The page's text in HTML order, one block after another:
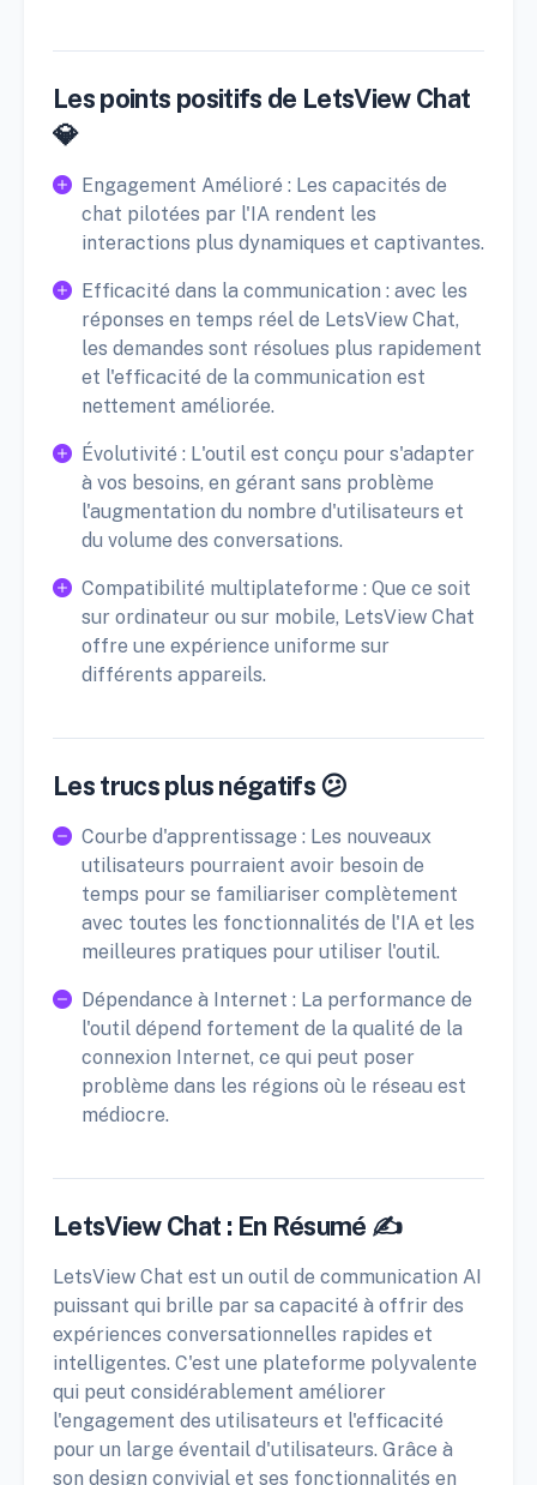
Les points positifs de LetsView Chat
💎
Engagement Amélioré : Les capacités de
chat pilotées par l'IA rendent les
interactions plus dynamiques et captivantes.
Efficacité dans la communication : avec les
réponses en temps réel de LetsView Chat,
les demandes sont résolues plus rapidement
et l'efficacité de la communication est
nettement améliorée.
Évolutivité : L'outil est conçu pour s'adapter
à vos besoins, en gérant sans problème
l'augmentation du nombre d'utilisateurs et
du volume des conversations.
Compatibilité multiplateforme : Que ce soit
sur ordinateur ou sur mobile, LetsView Chat
offre une expérience uniforme sur
différents appareils.
Les trucs plus négatifs 😕
Courbe d'apprentissage : Les nouveaux
utilisateurs pourraient avoir besoin de
temps pour se familiariser complètement
avec toutes les fonctionnalités de l'IA et les
meilleures pratiques pour utiliser l'outil.
Dépendance à Internet : La performance de
l'outil dépend fortement de la qualité de la
connexion Internet, ce qui peut poser
problème dans les régions où le réseau est
médiocre.
LetsView Chat : En Résumé ✍️
LetsView Chat est un outil de communication AI
puissant qui brille par sa capacité à offrir des
expériences conversationnelles rapides et
intelligentes. C'est une plateforme polyvalente
qui peut considérablement améliorer
l'engagement des utilisateurs et l'efficacité
pour un large éventail d'utilisateurs. Grâce à
son design convivial et ses fonctionnalités en